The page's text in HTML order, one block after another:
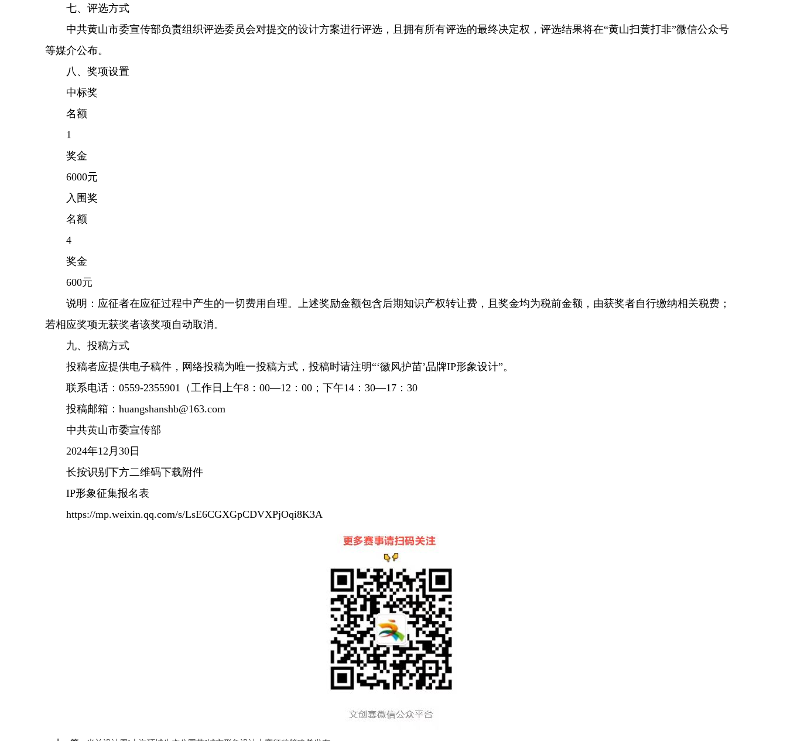
七、评选方式
中共黄山市委宣传部负责组织评选委员会对提交的设计方案进行评选，且拥有所有评选的最终决定权，评选结果将在“黄山扫黄打非”微信公众号
等媒介公布。
八、奖项设置
中标奖
名额
1
奖金
6000元
入围奖
名额
4
奖金
600元
说明：应征者在应征过程中产生的一切费用自理。上述奖励金额包含后期知识产权转让费，且奖金均为税前金额，由获奖者自行缴纳相关税费；
若相应奖项无获奖者该奖项自动取消。
九、投稿方式
投稿者应提供电子稿件，网络投稿为唯一投稿方式，投稿时请注明“‘徽风护苗’品牌IP形象设计”。
联系电话：0559-2355901（工作日上午8：00—12：00；下午14：30—17：30
投稿邮箱：huangshanshb@163.com
中共黄山市委宣传部
2024年12月30日
长按识别下方二维码下载附件
IP形象征集报名表
https://mp.weixin.qq.com/s/LsE6CGXGpCDVXPjOqi8K3A